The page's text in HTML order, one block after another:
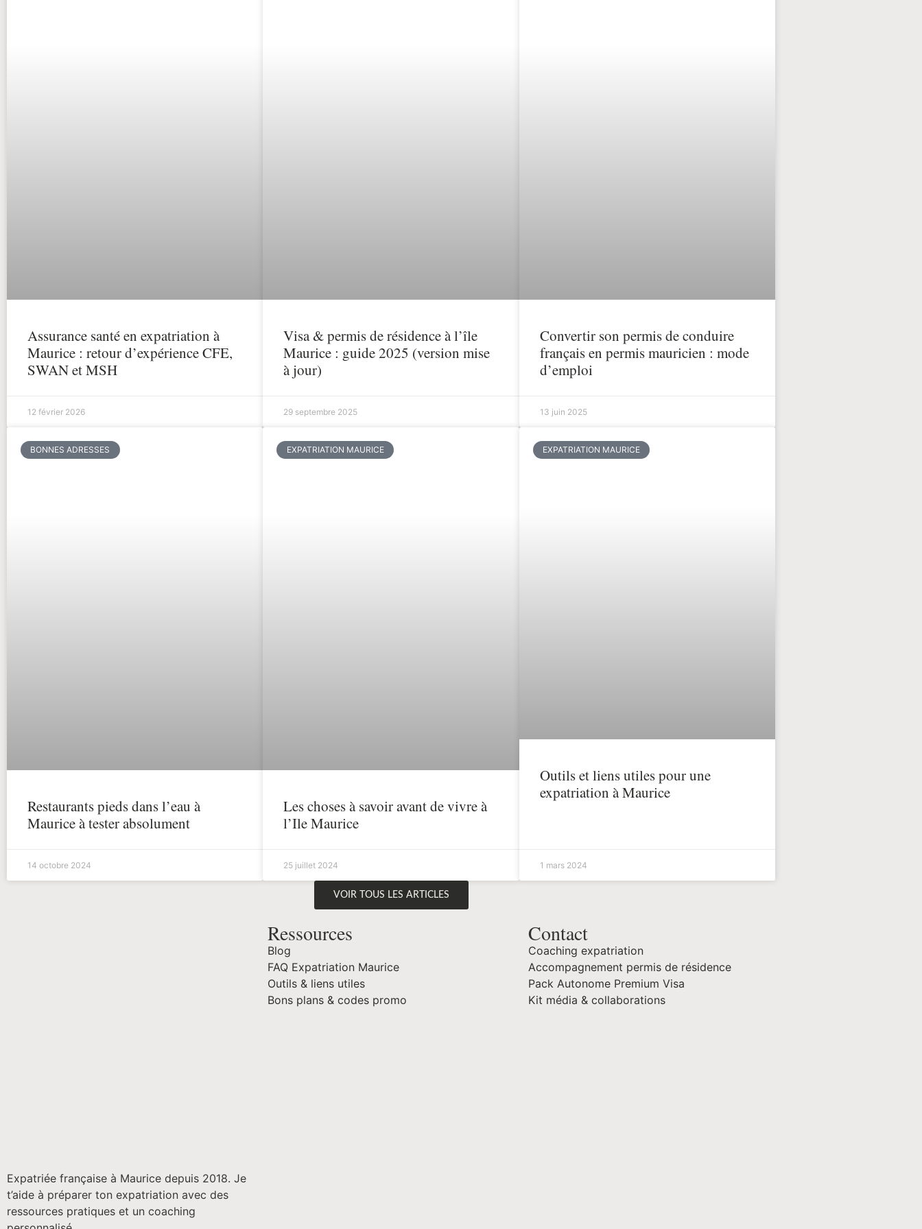
Assurance santé en expatriation à
Maurice : retour d’expérience CFE,
SWAN et MSH
12 février 2026
Visa & permis de résidence à l’île
Maurice : guide 2025 (version mise
à jour)
29 septembre 2025
Convertir son permis de conduire
français en permis mauricien : mode
d’emploi
13 juin 2025
BONNES ADRESSES
Restaurants pieds dans l’eau à
Maurice à tester absolument
14 octobre 2024
EXPATRIATION MAURICE
Les choses à savoir avant de vivre à
l’Ile Maurice
25 juillet 2024
EXPATRIATION MAURICE
Outils et liens utiles pour une
expatriation à Maurice
1 mars 2024
VOIR TOUS LES ARTICLES
Expatriée française à Maurice depuis 2018. Je
t’aide à préparer ton expatriation avec des
ressources pratiques et un coaching
Ressources
Blog
FAQ Expatriation Maurice
Outils & liens utiles
Bons plans & codes promo
Contact
Coaching expatriation
Accompagnement permis de résidence
Pack Autonome Premium Visa
Kit média & collaborations